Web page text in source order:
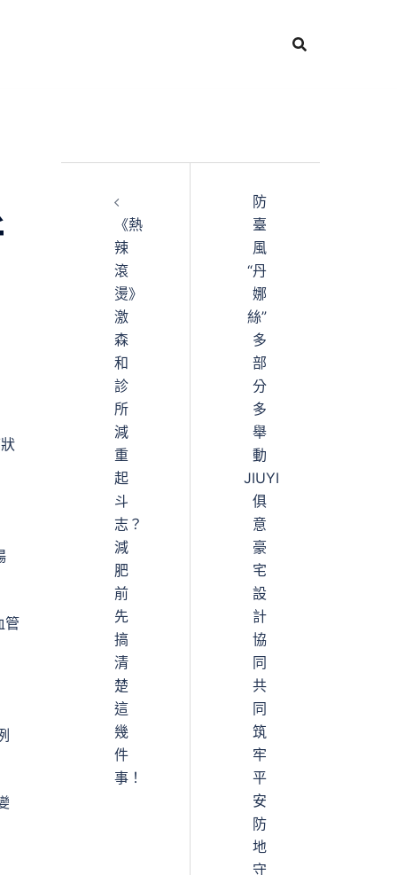
管
《熱
辣
滾
燙》
激
森
和
診
所
減
重
起
斗
志？
減
肥
前
先
搞
清
楚
這
幾
件
事！
防
臺
風
“丹
娜
絲”
多
部
分
多
舉
動
JIUYI
俱
意
豪
宅
設
計
協
同
共
同
筑
牢
平
安
防
地
守